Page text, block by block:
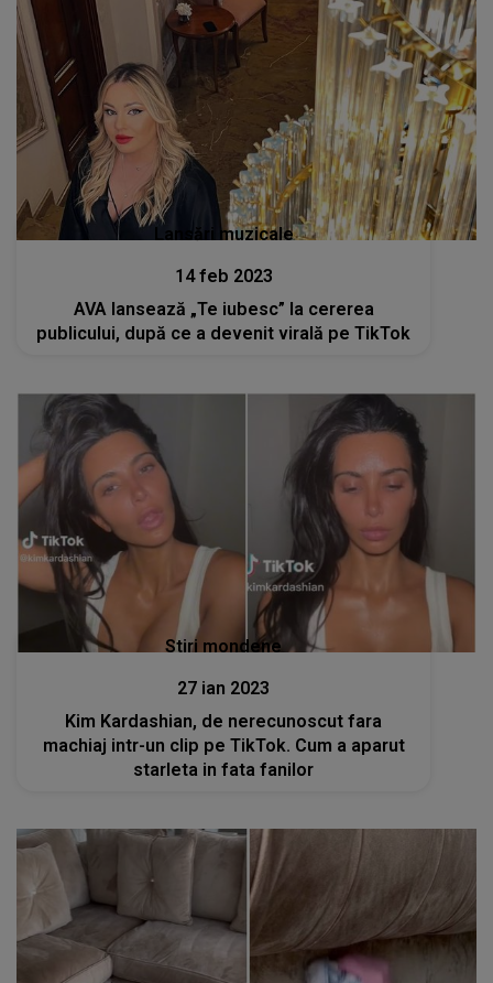
Lansări muzicale
14 feb 2023
AVA lansează „Te iubesc” la cererea
publicului, după ce a devenit virală pe TikTok
Stiri mondene
27 ian 2023
Kim Kardashian, de nerecunoscut fara
machiaj intr-un clip pe TikTok. Cum a aparut
starleta in fata fanilor